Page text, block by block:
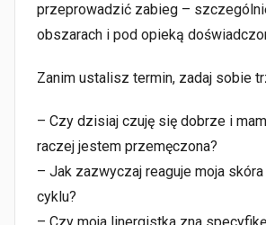
przeprowadzić zabieg –
obszarach i pod opieką
Zanim ustalisz termin, zadaj sobie
– Czy dzisiaj czuję się dobrze i
raczej jestem przemęczona?
– Jak zazwyczaj reaguje moja
cyklu?